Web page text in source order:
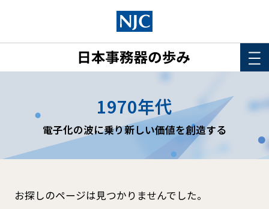
このサイトについて
年表
詳細検索
1970年代
電子化の波に乗り新しい価値を創造する
お探しのページは見つかりませんでした。